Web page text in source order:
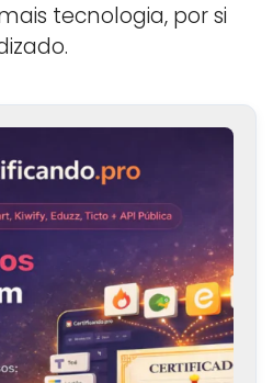
tecnologia, por si